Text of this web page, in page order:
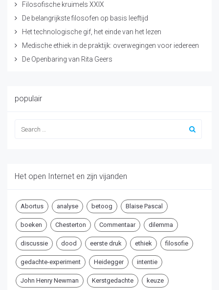
Filosofische kruimels XXIX
De belangrijkste filosofen op basis leeftijd
Het technologische gif, het einde van het lezen
Medische ethiek in de praktijk: overwegingen voor iedereen
De Openbaring van Rita Geers
populair
Het open Internet en zijn vijanden
Abortus analyse betoog Blaise Pascal
boeken Chesterton Commentaar dilemma
discussie dood eerste druk ethiek filosofie
gedachte-experiment Heidegger intentie
John Henry Newman Kerstgedachte keuze